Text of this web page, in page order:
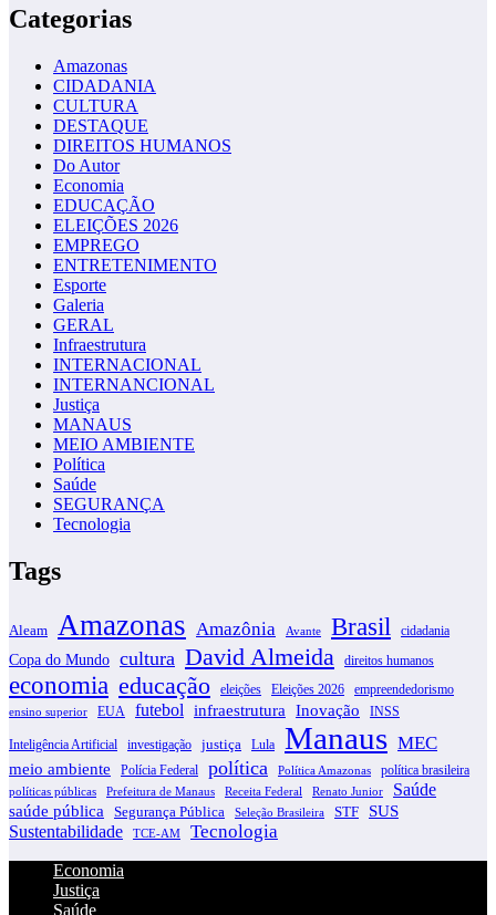
Categorias
Amazonas
CIDADANIA
CULTURA
DESTAQUE
DIREITOS HUMANOS
Do Autor
Economia
EDUCAÇÃO
ELEIÇÕES 2026
EMPREGO
ENTRETENIMENTO
Esporte
Galeria
GERAL
Infraestrutura
INTERNACIONAL
INTERNANCIONAL
Justiça
MANAUS
MEIO AMBIENTE
Política
Saúde
SEGURANÇA
Tecnologia
Tags
Aleam Amazonas Amazônia Avante Brasil cidadania
Copa do Mundo cultura David Almeida direitos humanos
economia educação eleições Eleições 2026 empreendedorismo
ensino superior EUA futebol infraestrutura Inovação INSS
Inteligência Artificial investigação justiça Lula Manaus MEC
meio ambiente Polícia Federal política Política Amazonas política brasileira
políticas públicas Prefeitura de Manaus Receita Federal Renato Junior Saúde
saúde pública Segurança Pública Seleção Brasileira STF
SUS
Sustentabilidade
TCE-AM Tecnologia
Economia
Justiça
Saúde